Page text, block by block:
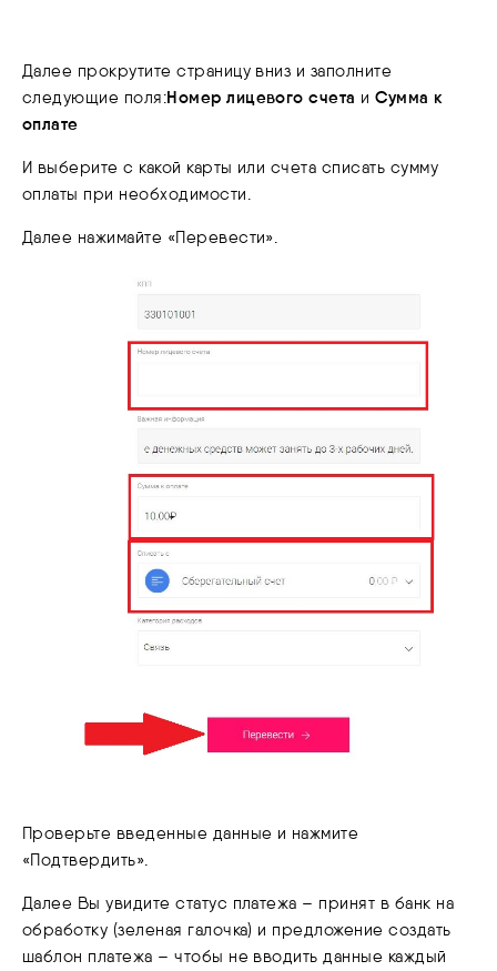
Далее прокрутите страницу вниз и заполните
следующие поля:Номер лицевого счета иСумма к
оплате
И выберите с какой карты или счета списать сумму
оплаты при необходимости.
Далее нажимайте «Перевести».
Проверьте введенные данные и нажмите
«Подтвердить».
Далее Вы увидите статус платежа – принят в банк на
обработку (зеленая галочка) и предложение создать
шаблон платежа – чтобы не вводить данные каждый